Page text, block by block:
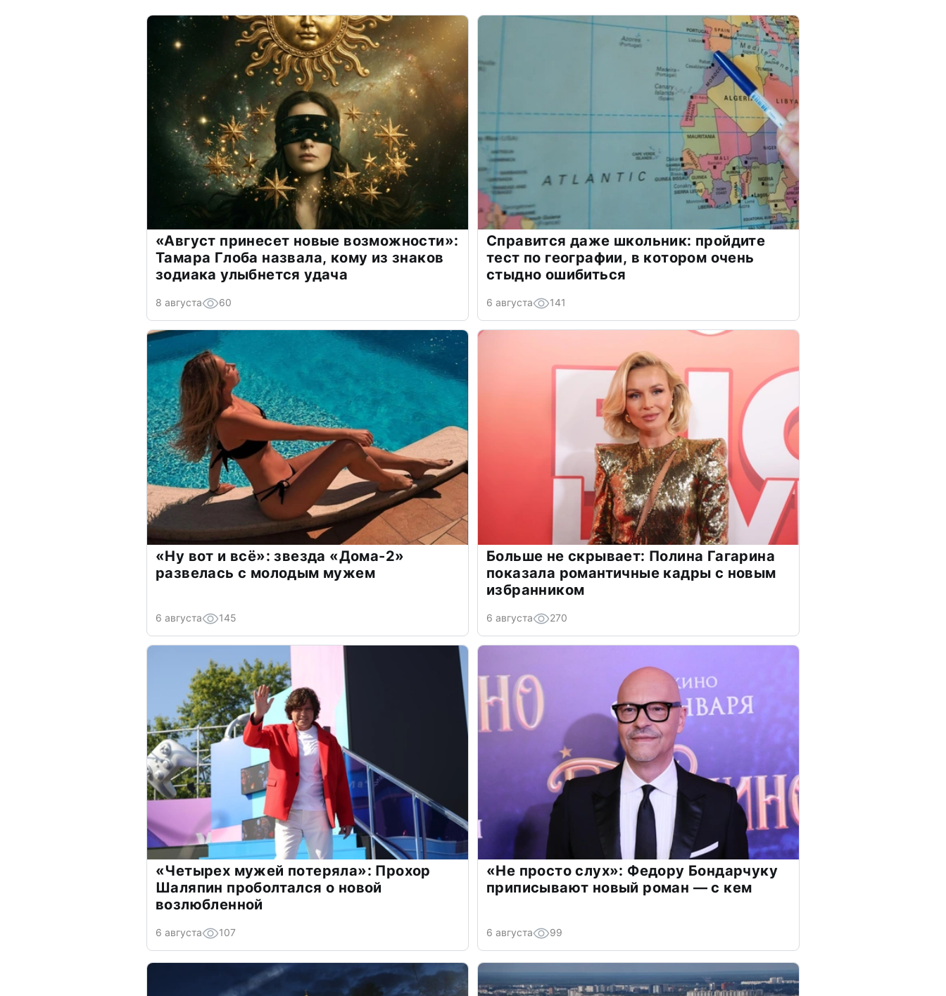
«Август принесет новые возможности»:
Тамара Глоба назвала, кому из знаков
зодиака улыбнется удача
8 августа 60
Справится даже школьник: пройдите
тест по географии, в котором очень
стыдно ошибиться
6 августа 141
«Ну вот и всё»: звезда «Дома-2»
развелась с молодым мужем
6 августа 145
Больше не скрывает: Полина Гагарина
показала романтичные кадры с новым
избранником
6 августа 270
«Четырех мужей потеряла»: Прохор
Шаляпин проболтался о новой
возлюбленной
6 августа 107
«Не просто слух»: Федору Бондарчуку
приписывают новый роман — с кем
6 августа 99